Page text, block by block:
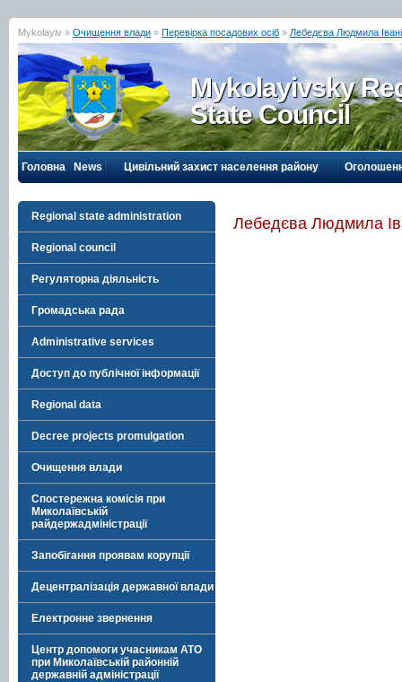
Mykolayiv » Очищення влади » Перевірка посадових осіб » Лебедєва Людмила
Mykolayivsky
State Council
Головна News Цивільний захист населення району
Regional state administration
Regional council
Регуляторна діяльність
Громадська рада
Administrative services
Доступ до публічної інформації
Regional data
Decree projects promulgation
Очищення влади
Спостережна комісія при
Миколаївській
райдержадміністрації
Запобігання проявам корупції
Децентралізація державної влади
Електронне звернення
Центр допомоги учасникам АТО
при Миколаївській районній
державній адміністрації
Лебедєва Людмила